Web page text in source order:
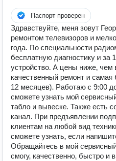
Паспорт проверен
Здравствуйте, меня зовут
ремонтом телевизоров и
года. По специальности
бесплатную диагностику и
устройство. А цены ниже, чем
качественный ремонт и самая
12 месяцев). Работаю с 9:00
сможете узнать мой
табло и вывеске. Также есть
канал. При предъявлении
клиентам на любой вид
сможете узнать, если
Обращайтесь в мой
смогу, качественно, быстро и